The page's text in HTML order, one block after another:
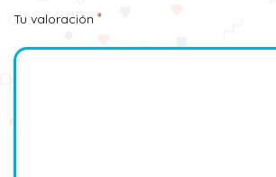
Tu valoración *